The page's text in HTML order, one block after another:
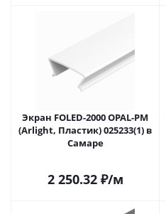
Экран FOLED-2000 OPAL-PM
(Arlight, Пластик) 025233(1) в
Самаре
2 250.32₽/м